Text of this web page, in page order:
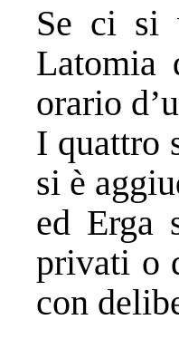
Se ci si
Latomia
orario
I quattro
si è
ed Erga
privati o
con